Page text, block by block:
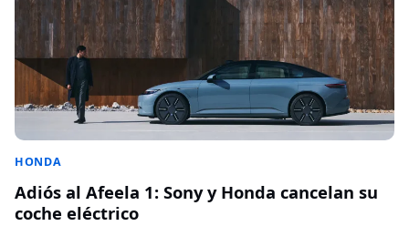
HONDA
Adiós al Afeela 1: Sony y Honda cancelan su
coche eléctrico